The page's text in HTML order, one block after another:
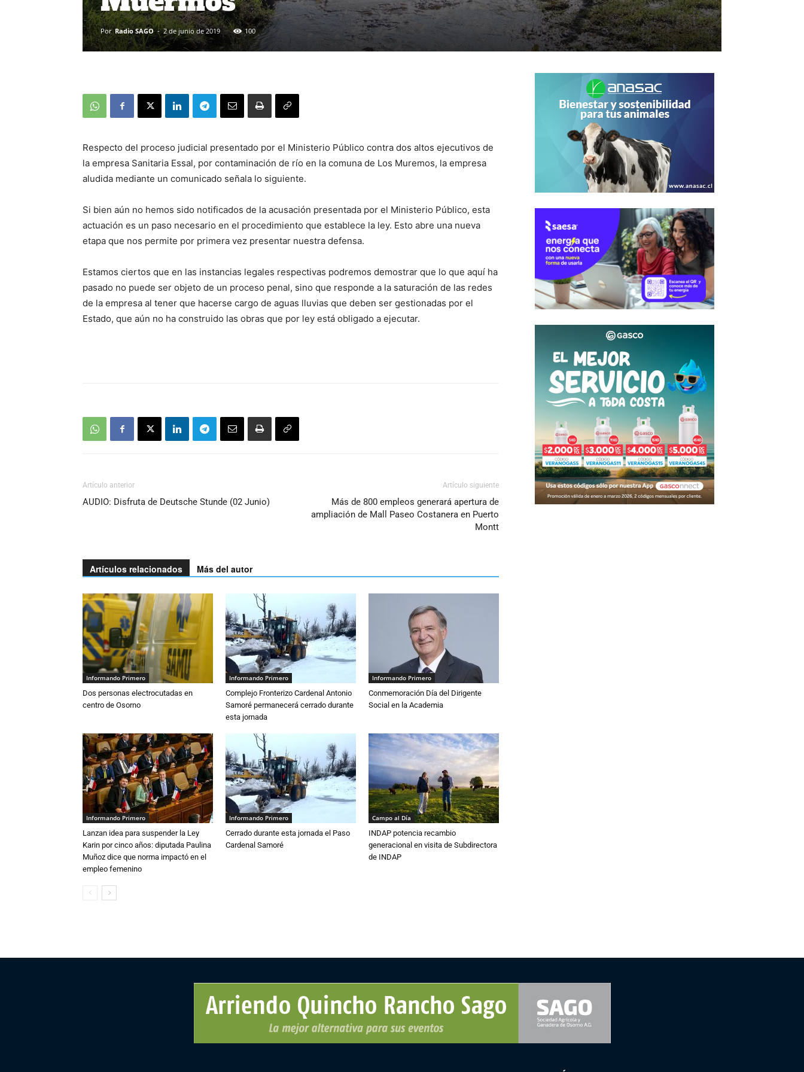
Por Radio SAGO - 2 de junio de 2019 100
Respecto del proceso judicial presentado por el Ministerio Público contra dos altos ejecutivos de
la empresa Sanitaria Essal, por contaminación de río en la comuna de Los Muremos, la empresa
aludida mediante un comunicado señala lo siguiente.
Si bien aún no hemos sido notificados de la acusación presentada por el Ministerio Público, esta
actuación es un paso necesario en el procedimiento que establece la ley. Esto abre una nueva
etapa que nos permite por primera vez presentar nuestra defensa.
Estamos ciertos que en las instancias legales respectivas podremos demostrar que lo que aquí ha
pasado no puede ser objeto de un proceso penal, sino que responde a la saturación de las redes
de la empresa al tener que hacerse cargo de aguas lluvias que deben ser gestionadas por el
Estado, que aún no ha construido las obras que por ley está obligado a ejecutar.
Artículo anterior
AUDIO: Disfruta de Deutsche Stunde (02 Junio)
Artículo siguiente
Más de 800 empleos generará apertura de
ampliación de Mall Paseo Costanera en Puerto
Montt
Artículos relacionados Más del autor
Informando Primero
Dos personas electrocutadas en
centro de Osorno
Informando Primero
Complejo Fronterizo Cardenal Antonio
Samoré permanecerá cerrado durante
esta jornada
Informando Primero
Conmemoración Día del Dirigente
Social en la Academia
Informando Primero
Lanzan idea para suspender la Ley
Karin por cinco años: diputada Paulina
Muñoz dice que norma impactó en el
empleo femenino
Informando Primero
Cerrado durante esta jornada el Paso
Cardenal Samoré
Campo al Día
INDAP potencia recambio
generacional en visita de Subdirectora
de INDAP